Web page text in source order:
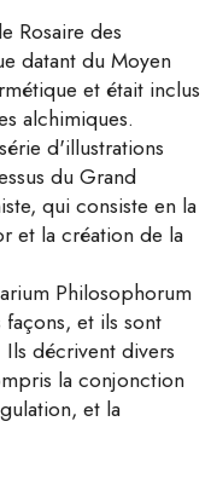
Rosaire des
datant du Moyen
et était inclus
alchimiques.
d'illustrations
du Grand
qui consiste en la
et la création de la
Philosophorum
et ils sont
décrivent divers
la conjonction
et la